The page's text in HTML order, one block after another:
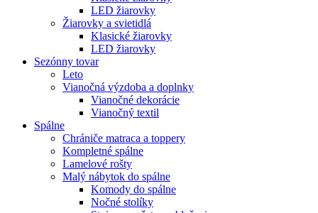
LED žiarovky
Žiarovky a svietidlá
Klasické žiarovky
LED žiarovky
Sezónny tovar
Leto
Vianočná výzdoba a doplnky
Vianočné dekorácie
Vianočný textil
Spálne
Chrániče matraca a toppery
Kompletné spálne
Lamelové rošty
Malý nábytok do spálne
Komody do spálne
Nočné stolíky